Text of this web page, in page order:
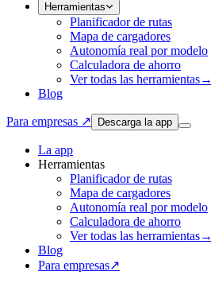
Herramientas
Planificador de rutas
Mapa de cargadores
Autonomía real por modelo
Calculadora de ahorro
Ver todas las herramientas→
Blog
Para empresas ↗ Descarga la app
La app
Herramientas
Planificador de rutas
Mapa de cargadores
Autonomía real por modelo
Calculadora de ahorro
Ver todas las herramientas→
Blog
Para empresas↗